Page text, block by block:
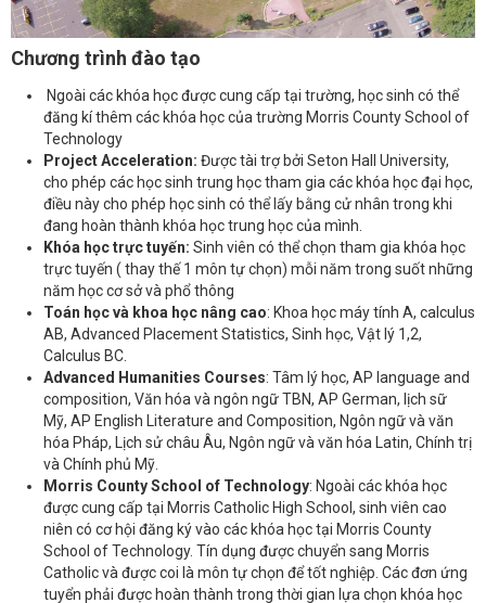
Chương trình đào tạo
Ngoài các khóa học được cung cấp tại trường, học sinh có thể
đăng kí thêm các khóa học của trường Morris County School of
Technology
Project Acceleration: Được tài trợ bởi Seton Hall University,
cho phép các học sinh trung học tham gia các khóa học đại học,
điều này cho phép học sinh có thể lấy bằng cử nhân trong khi
đang hoàn thành khóa học trung học của mình.
Khóa học trực tuyến: Sinh viên có thể chọn tham gia khóa học
trực tuyến ( thay thế 1 môn tự chọn) mỗi năm trong suốt những
năm học cơ sở và phổ thông
Toán học và khoa học nâng cao: Khoa học máy tính A, calculus
AB, Advanced Placement Statistics, Sinh học, Vật lý 1,2,
Calculus BC.
Advanced Humanities Courses: Tâm lý học, AP language and
composition, Văn hóa và ngôn ngữ TBN, AP German, lịch sữ
Mỹ, AP English Literature and Composition, Ngôn ngữ và văn
hóa Pháp, Lịch sử châu Âu, Ngôn ngữ và văn hóa Latin, Chính trị
và Chính phủ Mỹ.
Morris County School of Technology: Ngoài các khóa học
được cung cấp tại Morris Catholic High School, sinh viên cao
niên có cơ hội đăng ký vào các khóa học tại Morris County
School of Technology. Tín dụng được chuyển sang Morris
Catholic và được coi là môn tự chọn để tốt nghiệp. Các đơn ứng
tuyển phải được hoàn thành trong thời gian lựa chọn khóa học